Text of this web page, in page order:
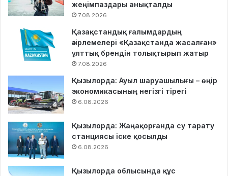
жеңімпаздары анықталды
7.08.2026
Қазақстандық ғалымдардың
әзірлемелері «Қазақстанда жасалған»
ұлттық брендін толықтырып жатыр
7.08.2026
Қызылорда: Ауыл шаруашылығы – өңір
экономикасының негізгі тірегі
6.08.2026
Қызылорда: Жаңақорғанда су тарату
станциясы іске қосылды
6.08.2026
Қызылорда облысында құс